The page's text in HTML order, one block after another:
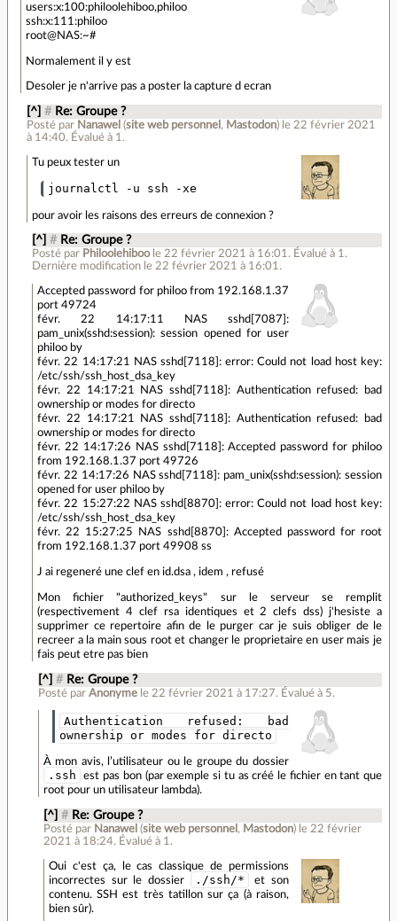
users:x:100:philoolehiboo,philoo
ssh:x:111:philoo
root@NAS:~#
Normalement il y est
Desoler je n'arrive pas a poster la capture d ecran
[^] # Re: Groupe ?
Posté par Nanawel (site web personnel , Mastodon) le 22 février 2021
à 14:40. Évalué à 1 .
Tu peux tester un
pour avoir les raisons des erreurs de connexion ?
[^] # Re: Groupe ?
Posté par Philoolehiboo le 22 février 2021 à 16:01. Évalué à 1.
Dernière modification le 22 février 2021 à 16:01.
Accepted password for philoo from 192.168.1.37
port 49724
févr. 22 14:17:11 NAS sshd[7087]:
pam_unix(sshd:session): session opened for user
philoo by
févr. 22 14:17:21 NAS sshd[7118]: error: Could not load host key:
/etc/ssh/ssh_host_dsa_key
févr. 22 14:17:21 NAS sshd[7118]: Authentication refused: bad
ownership or modes for directo
févr. 22 14:17:21 NAS sshd[7118]: Authentication refused: bad
ownership or modes for directo
févr. 22 14:17:26 NAS sshd[7118]: Accepted password for philoo
from 192.168.1.37 port 49726
févr. 22 14:17:26 NAS sshd[7118]: pam_unix(sshd:session): session
opened for user philoo by
févr. 22 15:27:22 NAS sshd[8870]: error: Could not load host key:
/etc/ssh/ssh_host_dsa_key
févr. 22 15:27:25 NAS sshd[8870]: Accepted password for root
from 192.168.1.37 port 49908 ss
J ai regeneré une clef en id.dsa , idem , refusé
Mon fichier "authorized_keys" sur le serveur se remplit
(respectivement 4 clef rsa identiques et 2 clefs dss) j'hesiste a
supprimer ce repertoire afin de le purger car je suis obliger de le
recreer a la main sous root et changer le proprietaire en user mais je
fais peut etre pas bien
[^] # Re: Groupe ?
Posté par Anonyme le 22 février 2021 à 17:27. Évalué à 5.
Authentication refused: bad
ownership or modes for directo
À mon avis, l’utilisateur ou le groupe du dossier
.ssh
est pas bon (par exemple si tu as créé le fichier en tant que
root pour un utilisateur lambda).
[^] # Re: Groupe ?
Posté par Nanawel (site web personnel , Mastodon) le 22 février
2021 à 18:24. Évalué à 1 .
Oui c'est ça, le cas classique de permissions
incorrectes sur le dossier
./ssh/*
et son
contenu. SSH est très tatillon sur ça (à raison,
bien sûr).